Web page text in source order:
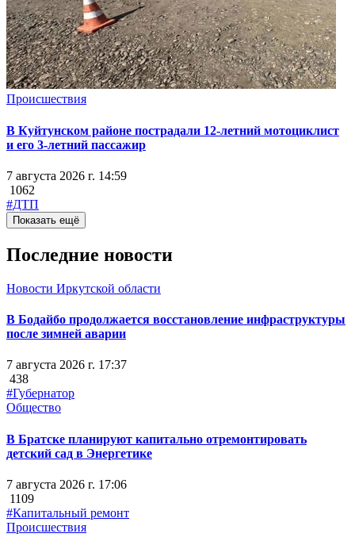
Происшествия
В Куйтунском районе пострадали 12-летний мотоциклист
и его 3-летний пассажир
7 августа 2026 г. 14:59
1062
#ДТП
Показать ещё
Последние новости
Новости Иркутской области
В Бодайбо продолжается восстановление инфраструктуры
после зимней аварии
7 августа 2026 г. 17:37
438
#Губернатор
Общество
В Братске планируют капитально отремонтировать
детский сад в Энергетике
7 августа 2026 г. 17:06
1109
#Капитальный ремонт
Происшествия